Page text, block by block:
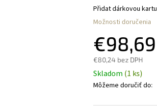
€98,69
€80,24 bez DPH
Skladom (1 ks)
Môžeme doručiť do:
Přidat dárkovou kartu
Možnosti doručenia